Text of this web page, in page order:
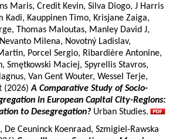
Maris, Credit Kevin, Silva Diogo, J Harris
Kadi, Kauppinen Timo, Krisjane Zaiga,
Thomas Maloutas, Manley David J,
Milena, Novotný Ladislav,
Porcel Sergio, Ribardière Antonine,
Smętkowski Maciej, Spyrellis Stavros,
Van Gent Wouter, Wessel Terje,
(2026)A Comparative Study of Socio-
in European Capital City-Regions:
to Desegregation? Urban Studies.
De Ceuninck Koenraad, Szmigiel-Rawska